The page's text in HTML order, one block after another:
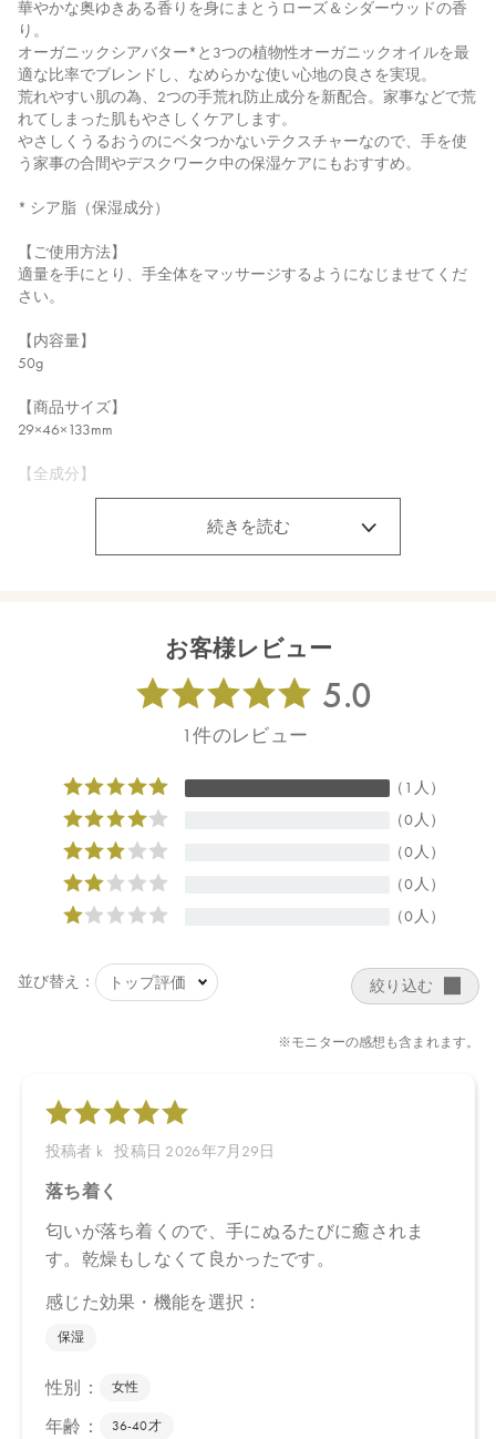
華やかな奥ゆきある香りを身にまとうローズ＆シダーウッドの香
り。
オーガニックシアバター*と3つの植物性オーガニックオイルを最
適な比率でブレンドし、なめらかな使い心地の良さを実現。
荒れやすい肌の為、2つの手荒れ防止成分を新配合。家事などで荒
れてしまった肌もやさしくケアします。
やさしくうるおうのにベタつかないテクスチャーなので、手を使
う家事の合間やデスクワーク中の保湿ケアにもおすすめ。
* シア脂（保湿成分）
【ご使用方法】
適量を手にとり、手全体をマッサージするようになじませてくだ
さい。
【内容量】
50g
【商品サイズ】
29×46×133mm
【全成分】
水、オクチルドデカノール、ミリスチン酸ミリスチル、プロパン
ジオール、ヒマワリ種子油*、セテアリルアルコール、ステアリン
酸グリセリル、水添ナタネ油アルコール、ペンチレングリコー
ス、カラトウキ根エキス、イタドリ根エキス、ロドデンドロンフ
ェルギネウムエキス、ホホバ種子油*、オリーブ果実油*、コメヌ
カ油、シア脂*、グリセリン、ダマスクバラ花油*、アトラスシー
ジクアオイ油*、ベルガモット果実油*、オレンジ果皮油*、ＢＧ、
セリル、リシノレイン酸グリセリル、ステアロイルグルタミン酸
Ｎａ、セテアリルグルコシド、トコフェロール、トコトリエノー
ル、キサンタンガム、クエン酸、クエン酸Ｎａ、フィチン酸、エ
タノール、酸化銀 ＊オーガニック原料 ＊＊オーガニック由来
【原産国】
【メーカー品番】
店舗でお問い合わせの際には、下記品番をお伝え下さい。
CosmeKitchen 2024/11/14
Biople 2024/11/14
Make↗Kitchen 2024/11/14
※店舗での取り扱いや詳しい在庫状況につきましては、各店舗に
お問い合わせください。
※発売日は予告なく変更する可能性がございます。予めご了承く
ださい。
※通常はご注文より１～３営業日での発送となります。
商品によっては、お届けまで１～２週間かかる場合がございます
ので予めご了承ください。
●パッケージはリニューアル等の理由により、写真と異なる場合が
●パッケージのリニューアル等の理由により、成分・処方が記載と
続きを読む
お客様レビュー